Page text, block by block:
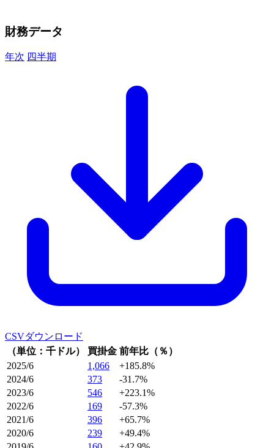
財務データ
年次 四半期
CSVダウンロード
（単位：千ドル）
買掛金 前年比（％）
2025/6
1,066
+185.8%
2024/6
373
-31.7%
2023/6
546
+223.1%
2022/6
169
-57.3%
2021/6
396
+65.7%
2020/6
239
+49.4%